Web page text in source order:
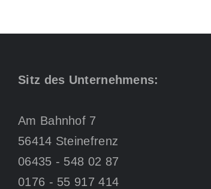
Sitz des Unternehmens:
Am Bahnhof 7
56414 Steinefrenz
06435 - 548 02 87
0176 - 55 917 414